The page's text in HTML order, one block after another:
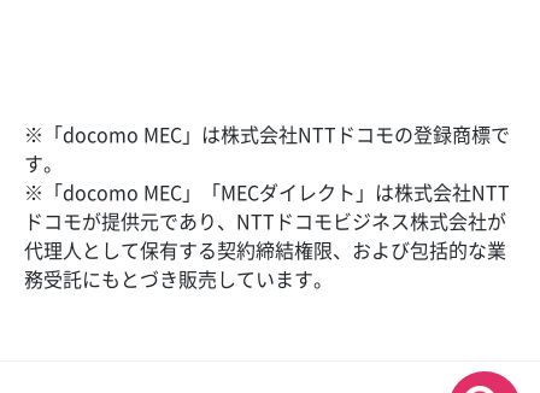
※「docomo MEC」は株式会社NTTドコモの登録商標で
す。
※「docomo MEC」「MECダイレクト」は株式会社NTT
ドコモが提供元であり、NTTドコモビジネス株式会社が
代理人として保有する契約締結権限、および包括的な業
務受託にもとづき販売しています。